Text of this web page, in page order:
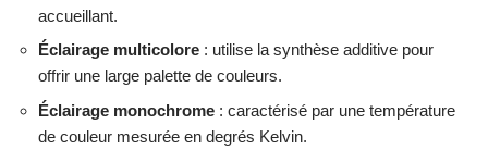
accueillant.
Éclairage multicolore : utilise la synthèse additive pour
offrir une large palette de couleurs.
Éclairage monochrome : caractérisé par une température
de couleur mesurée en degrés Kelvin.